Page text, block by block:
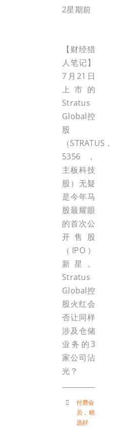
2星期前
【财经猎
人笔记】
7月21日
上市的
Stratus
Global控
股
（STRATUS，
5356，
主板科技
股）无疑
是今年马
股最耀眼
的首次公
开售股
（IPO）
新星。
Stratus
Global控
股火红会
否让同样
涉及仓储
业务的3
家公司沾
光？
付费会
员 ， 精
选好